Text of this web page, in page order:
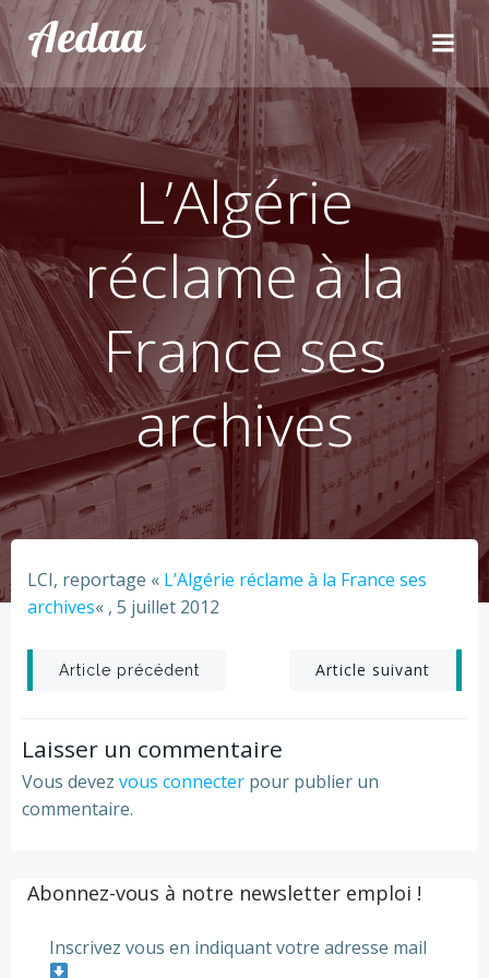
Aller
au
contenu
Aedaa
L’Algérie
réclame à la
France ses
archives
LCI, reportage « L’Algérie réclame à la France ses
archives« , 5 juillet 2012
Post
navigation
Article précédent
Post
navigation
Article suivant
Laisser un commentaire
Vous devez vous connecter pour publier un
commentaire.
Abonnez-vous à notre newsletter emploi !
Inscrivez vous en indiquant votre adresse mail